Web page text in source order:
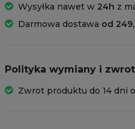
Wysyłka nawet w 24h z
Darmowa dostawa od
Polityka wymiany i
Zwrot produktu do 14 dni